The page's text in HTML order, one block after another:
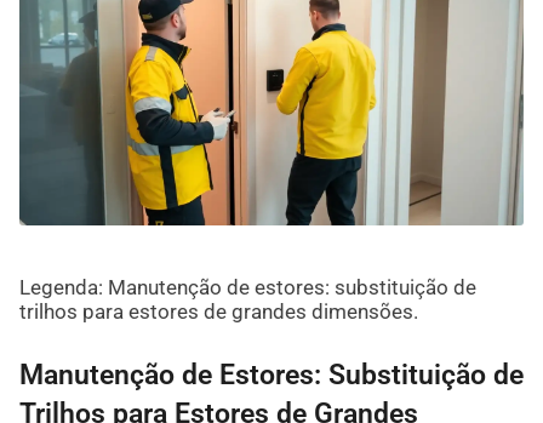
Legenda: Manutenção de estores: substituição de
trilhos para estores de grandes dimensões.
Manutenção de Estores: Substituição de
Trilhos para Estores de Grandes